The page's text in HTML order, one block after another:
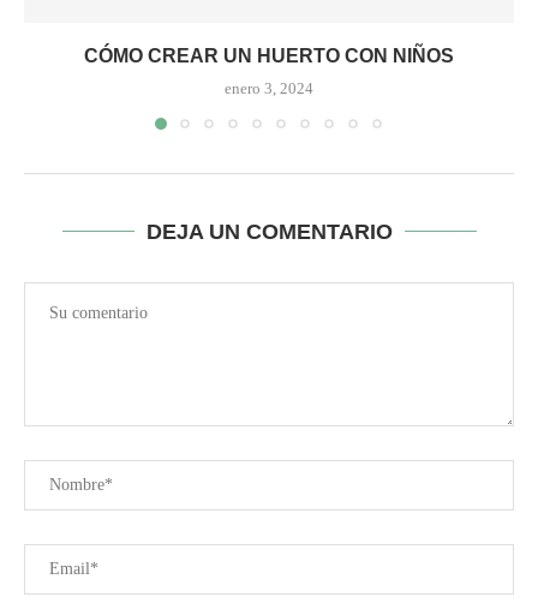
CÓMO CREAR UN HUERTO CON NIÑOS
enero 3, 2024
DEJA UN COMENTARIO